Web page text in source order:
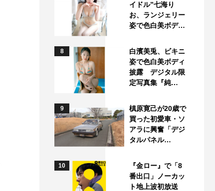
イドル”七海り
お、ランジェリー
姿で色白美ボデ…
8
白濱美兎、ビキニ
姿で色白美ボディ
披露 デジタル限
定写真集『純…
9
槙原寛己が20歳で
買った初愛車・ソ
アラに興奮「デジ
タルパネル…
10
『金ロー』で「8
番出口」ノーカッ
ト地上波初放送